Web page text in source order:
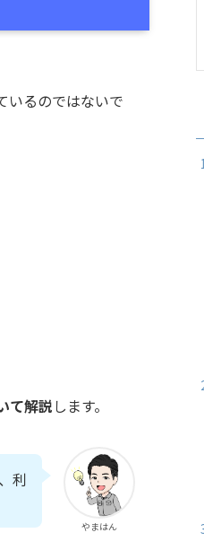
いるのではないで
て解説します。
やまはん
利